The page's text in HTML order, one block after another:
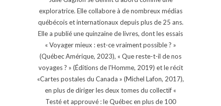
exploratrice. Elle collabore à de nombreux médias
québécois et internationaux depuis plus de 25 ans.
Elle a publié une quinzaine de livres, dont les essais
« Voyager mieux : est-ce vraiment possible ? »
(Québec Amérique, 2023), « Que reste-t-il de nos
voyages ? » (Éditions de l'Homme, 2019) et le récit
«Cartes postales du Canada » (Michel Lafon, 2017),
en plus de diriger les deux tomes du collectif «
Testé et approuvé : le Québec en plus de 100